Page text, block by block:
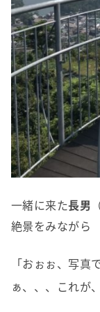
一緒に来た長男
絶景をみながら
「おぉぉ、写
ぁ、、、これが